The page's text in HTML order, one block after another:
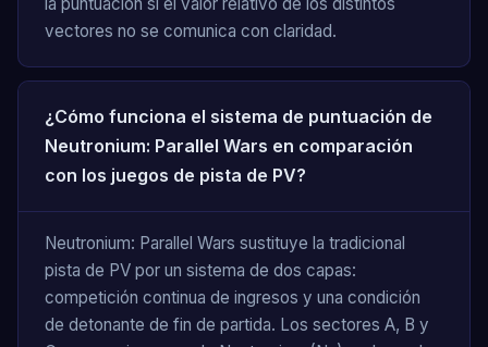
la puntuación si el valor relativo de los distintos
vectores no se comunica con claridad.
¿Cómo funciona el sistema de puntuación de
Neutronium: Parallel Wars en comparación
con los juegos de pista de PV?
Neutronium: Parallel Wars sustituye la tradicional
pista de PV por un sistema de dos capas:
competición continua de ingresos y una condición
de detonante de fin de partida. Los sectores A, B y